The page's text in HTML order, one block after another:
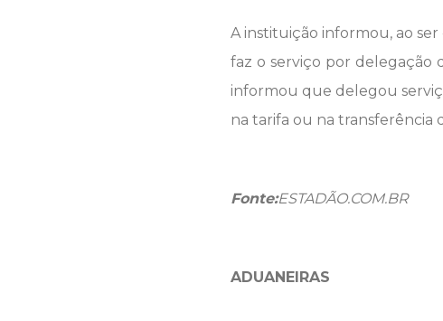
A instituição informou, ao
faz o serviço por delegação
informou que delegou
na tarifa ou na transferência
Fonte:ESTADÃO.COM.BR
ADUANEIRAS